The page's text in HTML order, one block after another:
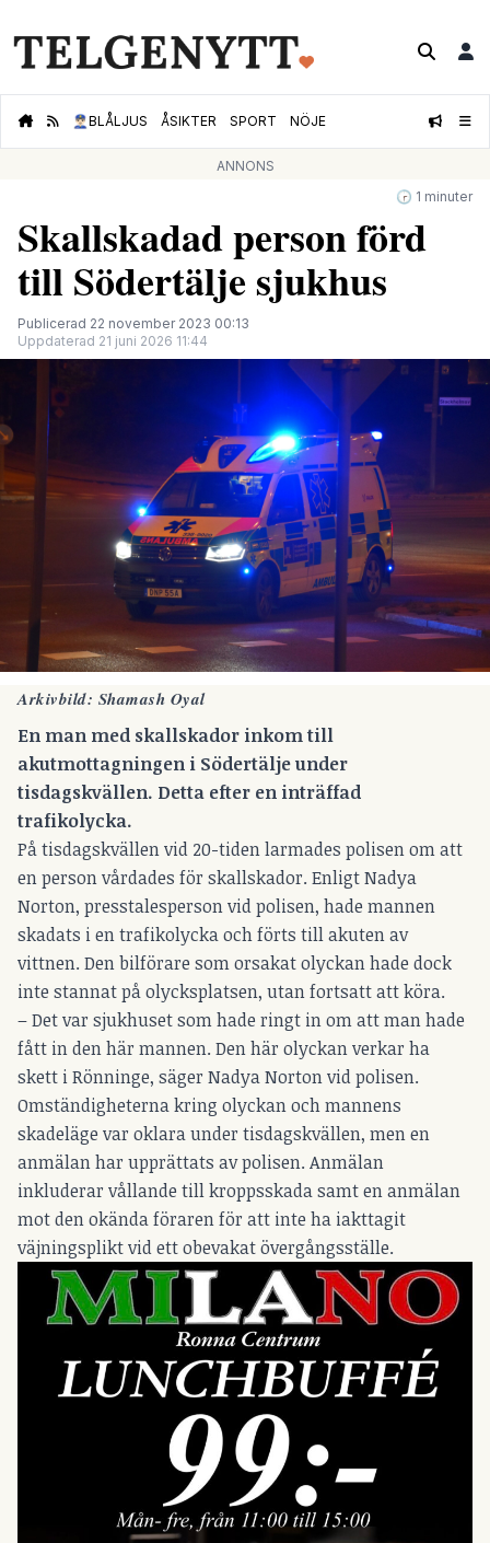
👮🏻‍♂️BLÅLJUS ÅSIKTER SPORT NÖJE
ANNONS
🕝 1 minuter
Skallskadad person förd
till Södertälje sjukhus
Publicerad 22 november 2023 00:13
Uppdaterad 21 juni 2026 11:44
Arkivbild: Shamash Oyal
En man med skallskador inkom till
akutmottagningen i Södertälje under
tisdagskvällen. Detta efter en inträffad
trafikolycka.
På tisdagskvällen vid 20-tiden larmades polisen om att
en person vårdades för skallskador. Enligt Nadya
Norton, presstalesperson vid polisen, hade mannen
skadats i en trafikolycka och förts till akuten av
vittnen. Den bilförare som orsakat olyckan hade dock
inte stannat på olycksplatsen, utan fortsatt att köra.
– Det var sjukhuset som hade ringt in om att man hade
fått in den här mannen. Den här olyckan verkar ha
skett i Rönninge, säger Nadya Norton vid polisen.
Omständigheterna kring olyckan och mannens
skadeläge var oklara under tisdagskvällen, men en
anmälan har upprättats av polisen. Anmälan
inkluderar vållande till kroppsskada samt en anmälan
mot den okända föraren för att inte ha iakttagit
väjningsplikt vid ett obevakat övergångsställe.